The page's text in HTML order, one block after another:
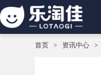
首页 > 资讯中心 >